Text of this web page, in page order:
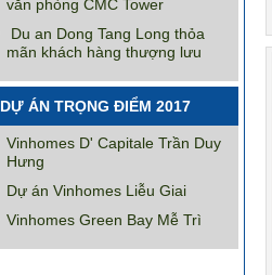
văn phòng CMC Tower
Du an Dong Tang Long thỏa
mãn khách hàng thượng lưu
DỰ ÁN TRỌNG ĐIỂM 2017
Vinhomes D' Capitale Trần Duy
Hưng
Dự án Vinhomes Liễu Giai
Vinhomes Green Bay Mễ Trì